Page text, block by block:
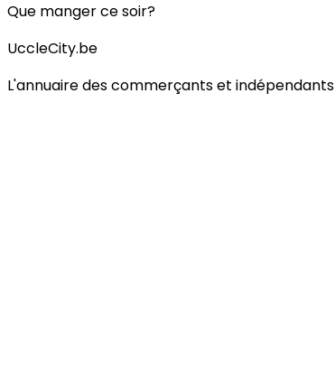
Que manger ce soir?
UccleCity.be
L'annuaire des commerçants et indépendants